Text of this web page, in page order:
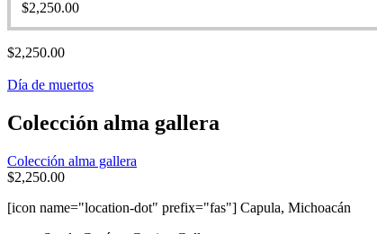
$2,250.00
$2,250.00
Día de muertos
Colección alma gallera
Colección alma gallera
$2,250.00
[icon name="location-dot" prefix="fas"] Capula, Michoacán